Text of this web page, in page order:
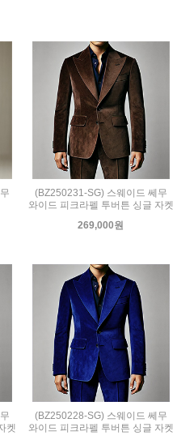
(BZ250231-SG) 스웨이드 쎄무
와이드 피크라펠 투버튼 싱글 자켓
269,000원
켓
(BZ250228-SG) 스웨이드 쎄무
와이드 피크라펠 투버튼 싱글 자켓